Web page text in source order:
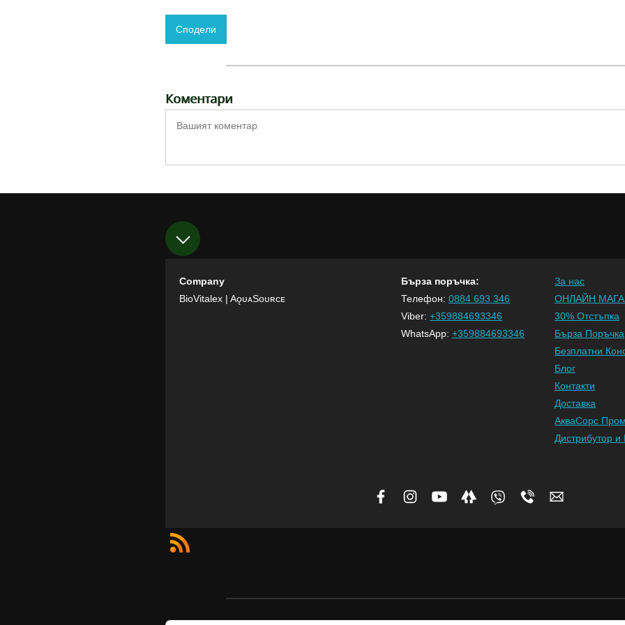
Сподели
Коментари
Company
BioVitalex | AǫᴜᴀSᴏᴜʀᴄᴇ
Бърза поръчка:
Телефон: 0884 693 346
Viber: +359884693346
WhatsApp: +359884693346
За нас
ОНЛАЙН
30% Отстъпка
Бърза Поръчка
Безплатни
Блог
Контакти
Доставка
АкваСорс
Дистрибутор и